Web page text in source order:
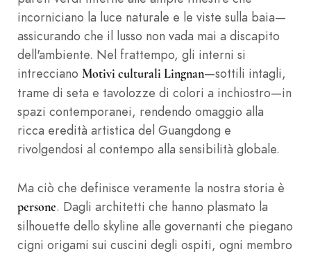
incorniciano la luce naturale e le viste sulla baia—
assicurando che il lusso non vada mai a discapito
dell'ambiente. Nel frattempo, gli interni si
intrecciano Motivi culturali Lingnan—sottili intagli,
trame di seta e tavolozze di colori a inchiostro—in
spazi contemporanei, rendendo omaggio alla
ricca eredità artistica del Guangdong e
rivolgendosi al contempo alla sensibilità globale.
Ma ciò che definisce veramente la nostra storia è
persone. Dagli architetti che hanno plasmato la
silhouette dello skyline alle governanti che piegano
cigni origami sui cuscini degli ospiti, ogni membro